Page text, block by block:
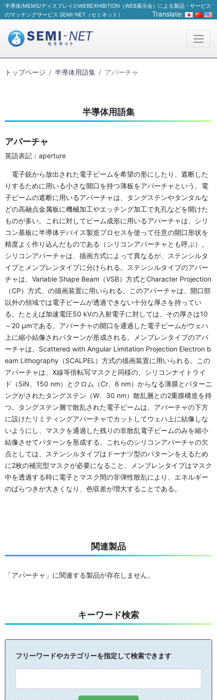
半導体/MEMS/ディスプレイのWEBEXHIBITION（WEB展示会）による製品・サービス
のマッチングサービス SEMI-NET（セミネット）
Translate:
トップページ 半導体用語集 アパーチャ
半導体用語集
アパーチャ
英語表記：aperture
電子銃から放出された電子ビームを希望の形にしたり、遮断した
りするために用いる小さな開口を持つ薄板をアパーチャという。電
子ビームの遮断に用いるアパーチャは、タングステンやタンタルな
どの高融点金属板に機械加工やエッチング加工で丸孔などを開けた
ものが多い。これに対してビーム成形に用いるアパーチャは、シリ
コン基板に半導体デバイス製造プロセスを使って任意の開口形状を
精度よく作り込んだものである（シリコンアパーチャとも呼ぶ）。
シリコンアパーチャは、描画方式によって異なるが、ステンシルタ
イプとメンブレンタイプに分けられる。ステンシルタイプのアパー
チャは、Variable Shape Beam（VSB）方式とCharacter Projection
（CP）方式、の描画装置に用いられる。このアパーチャは、開口部
以外の領域では電子ビームが透過できない十分な厚さを持ってい
る。たとえば加速電圧50 kVの入射電子に対しては、その厚さは10
～20 μmである。アパーチャの開口を通過した電子ビームがウェハ
上に縮小結像されパターンが形成される。メンブレンタイプのアパ
ーチャは、Scattered with Angular Limitation Projection Electron b
eam Lithography（SCALPEL）方式の描画装置に用いられる。この
アパーチャは、X線等倍転写マスクと同様の、シリコンナイトライ
ド（SiN、150 nm）とクロム（Cr、6 nm）からなる薄膜とパターニ
ングがされたタングステン（W、30 nm）散乱層との2重膜構造を持
つ。タングステン層で散乱された電子ビームは、アパーチャの下方
に設けたリミティングアパーチャでカットしてウェハ上に結像しな
いようにし、マスクを通過した残りの非散乱電子ビームのみを縮小
結像させてパターンを形成する。これらのシリコンアパーチャの欠
点としては、ステンシルタイプはドーナツ型のパターンをえるため
に2枚の補完型マスクが必要になること、メンブレンタイプはマスク
中を透過する時に電子とマスク間の非弾性散乱により、エネルギー
のばらつきが大きくなり、色収差が増大することである。
関連製品
「アパーチャ」に関連する製品が存在しません。
キーワード検索
フリーワードやカテゴリーを指定して検索できます